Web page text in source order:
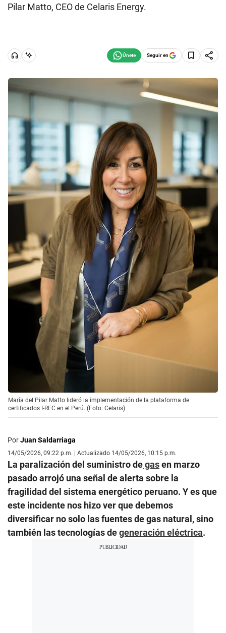
Pilar Matto, CEO de Celaris Energy.
Seguir en
María del Pilar Matto lideró la implementación de la plataforma de
certificados I-REC en el Perú. (Foto: Celaris)
PorJuan Saldarriaga
14/05/2026, 09:22 p.m. | Actualizado 14/05/2026, 10:15 p.m.
La paralización del suministro degasen marzo
pasado arrojó una señal de alerta sobre la
fragilidad del sistema energético peruano. Y es que
este incidente nos hizo ver que debemos
diversificar no solo las fuentes de gas natural, sino
también las tecnologías degeneración eléctrica.